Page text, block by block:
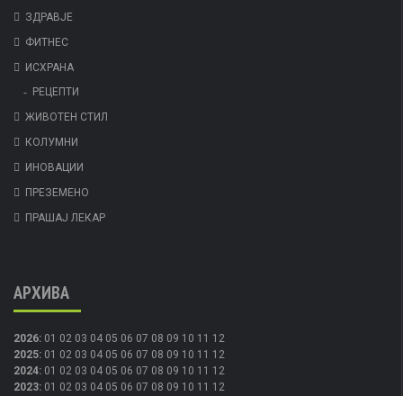
ЗДРАВЈЕ
ФИТНЕС
ИСХРАНА
РЕЦЕПТИ
ЖИВОТЕН СТИЛ
КОЛУМНИ
ИНОВАЦИИ
ПРЕЗЕМЕНО
ПРАШАЈ ЛЕКАР
АРХИВА
2026: 01 02 03 04 05 06 07 08 09 10 11 12
2025: 01 02 03 04 05 06 07 08 09 10 11 12
2024: 01 02 03 04 05 06 07 08 09 10 11 12
2023: 01 02 03 04 05 06 07 08 09 10 11 12